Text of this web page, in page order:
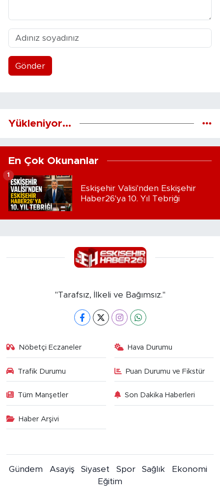
Gönder
Yükleniyor...
En Çok Okunanlar
Eskişehir Valisi'nden Eskişehir
Haber26'ya 10. Yıl Tebriği
1
"Tarafsız, İlkeli ve Bağımsız."
Nöbetçi Eczaneler Hava Durumu
Trafik Durumu Puan Durumu ve Fikstür
Tüm Manşetler Son Dakika Haberleri
Haber Arşivi
Gündem Asayiş Siyaset Spor Sağlık
Ekonomi
Eğitim